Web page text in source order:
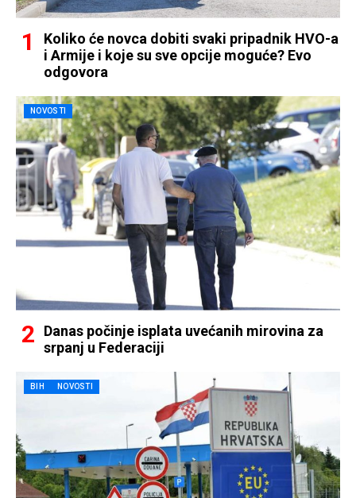
Koliko će novca dobiti svaki pripadnik HVO-a
i Armije i koje su sve opcije moguće? Evo
odgovora
NOVOSTI
Danas počinje isplata uvećanih mirovina za
srpanj u Federaciji
BIH NOVOSTI